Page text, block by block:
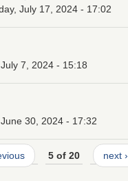
July 17, 2024 - 17:02
7, 2024 - 15:18
30, 2024 - 17:32
5 of 20 next ›